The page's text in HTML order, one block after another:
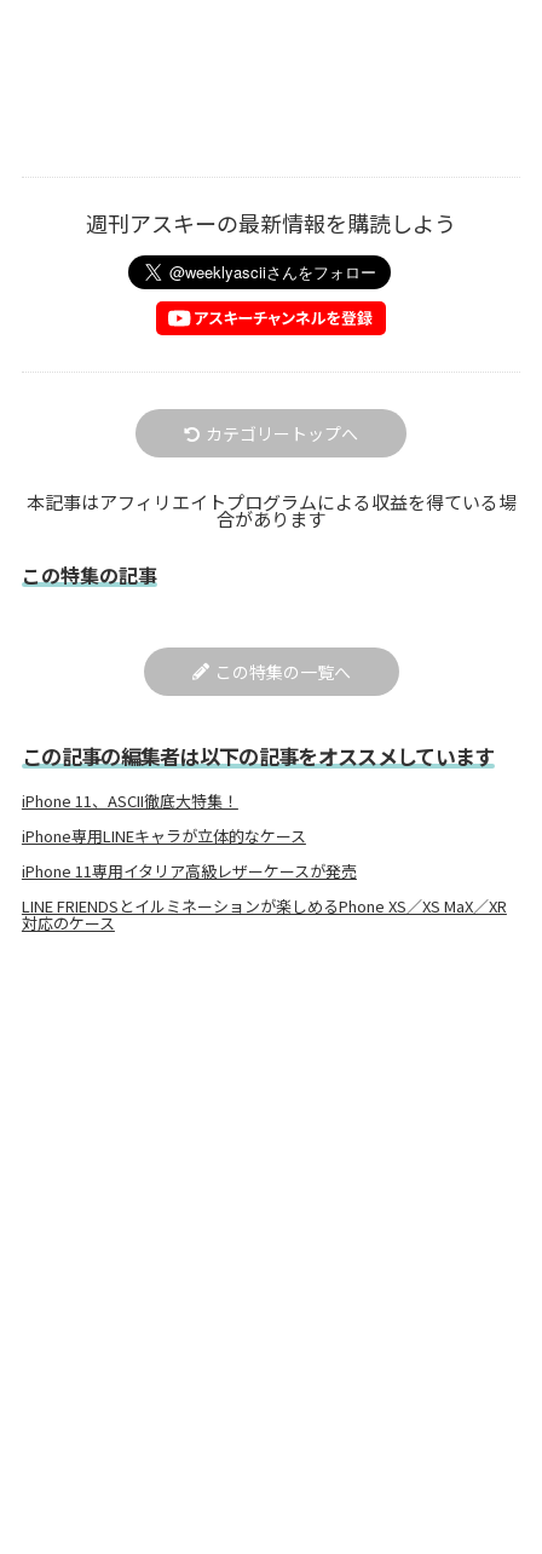
週刊アスキーの最新情報を購読しよう
カテゴリートップへ
本記事はアフィリエイトプログラムによる収益を得ている場
合があります
この特集の記事
この特集の一覧へ
この記事の編集者は以下の記事をオススメしています
iPhone 11、ASCII徹底大特集！
iPhone専用LINEキャラが立体的なケース
iPhone 11専用イタリア高級レザーケースが発売
LINE FRIENDSとイルミネーションが楽しめるPhone XS／XS MaX／XR
対応のケース